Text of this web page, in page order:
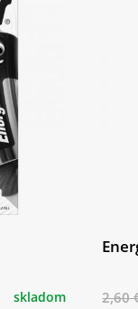
skladom 2,60